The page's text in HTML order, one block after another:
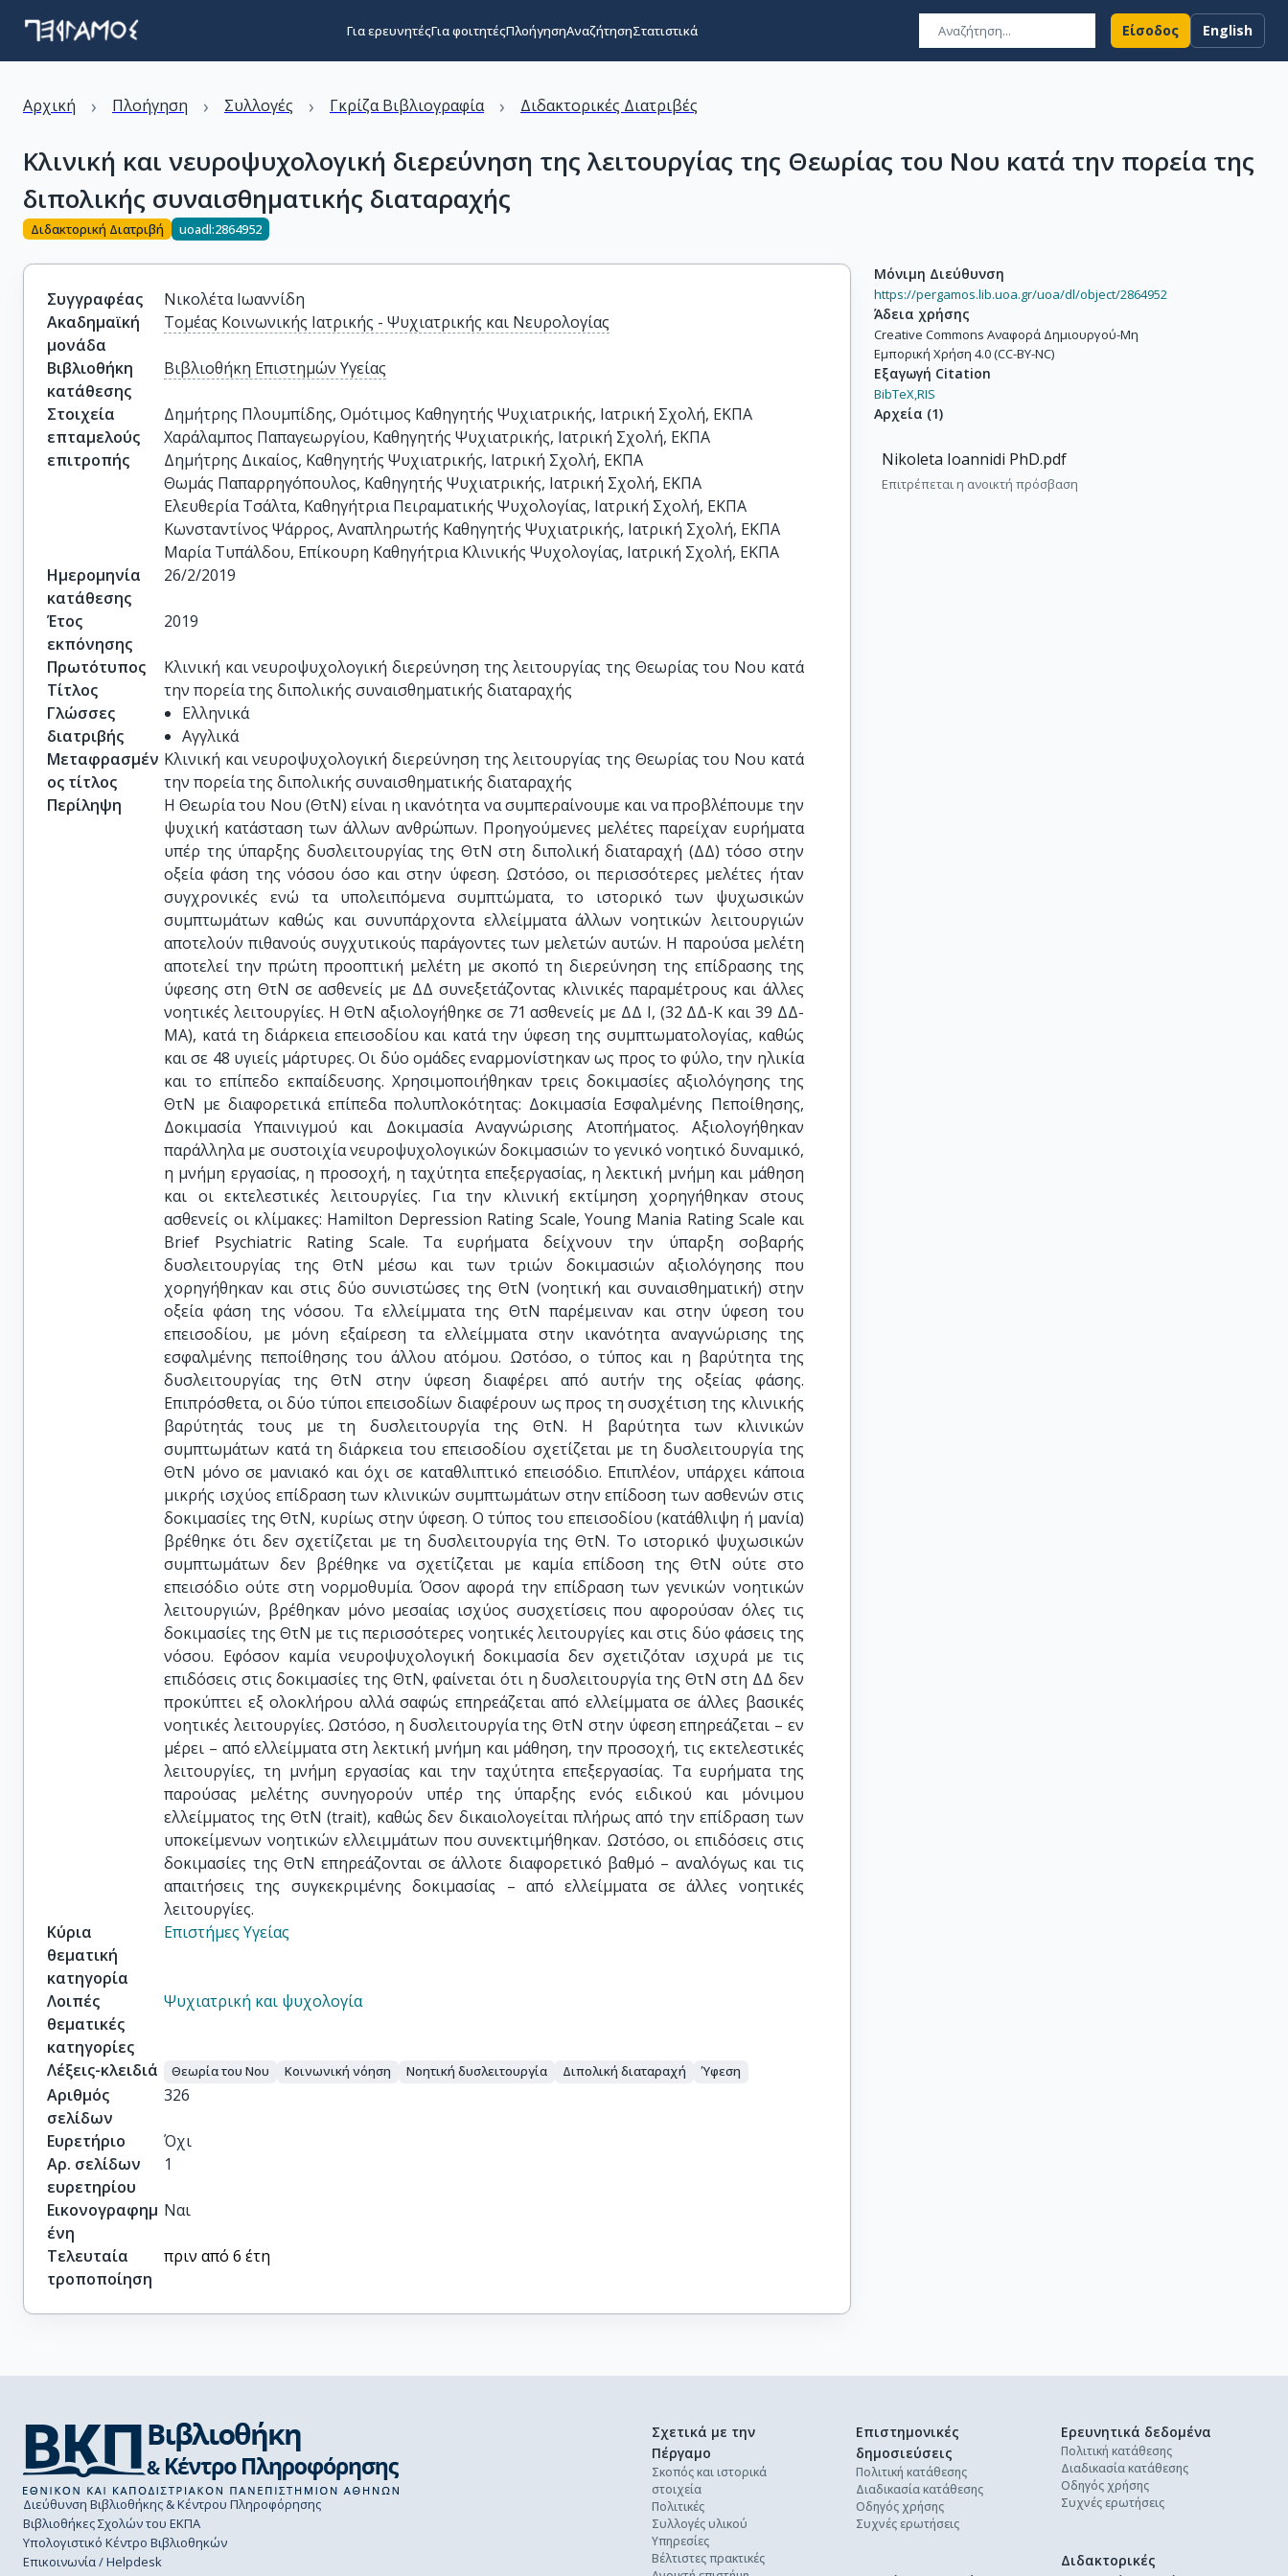
Για ερευνητέςΓια φοιτητέςΠλοήγησηΑναζήτησηΣτατιστικά Είσοδος English
Αρχική › Πλοήγηση › Συλλογές › Γκρίζα Βιβλιογραφία › Διδακτορικές Διατριβές
Κλινική και νευροψυχολογική διερεύνηση της λειτουργίας της Θεωρίας του Νου κατά την πορεία της
διπολικής συναισθηματικής διαταραχής
Διδακτορική Διατριβή uoadl:2864952
Συγγραφέας
Νικολέτα Ιωαννίδη
Ακαδημαϊκή
μονάδα
Τομέας Κοινωνικής Ιατρικής - Ψυχιατρικής και Νευρολογίας
Βιβλιοθήκη
κατάθεσης
Βιβλιοθήκη Επιστημών Υγείας
Στοιχεία
επταμελούς
επιτροπής
Δημήτρης Πλουμπίδης, Ομότιμος Καθηγητής Ψυχιατρικής, Ιατρική Σχολή, ΕΚΠΑ
Χαράλαμπος Παπαγεωργίου, Καθηγητής Ψυχιατρικής, Ιατρική Σχολή, ΕΚΠΑ
Δημήτρης Δικαίος, Καθηγητής Ψυχιατρικής, Ιατρική Σχολή, ΕΚΠΑ
Θωμάς Παπαρρηγόπουλος, Καθηγητής Ψυχιατρικής, Ιατρική Σχολή, ΕΚΠΑ
Ελευθερία Τσάλτα, Καθηγήτρια Πειραματικής Ψυχολογίας, Ιατρική Σχολή, ΕΚΠΑ
Κωνσταντίνος Ψάρρος, Αναπληρωτής Καθηγητής Ψυχιατρικής, Ιατρική Σχολή, ΕΚΠΑ
Μαρία Τυπάλδου, Επίκουρη Καθηγήτρια Κλινικής Ψυχολογίας, Ιατρική Σχολή, ΕΚΠΑ
Ημερομηνία
κατάθεσης
26/2/2019
Έτος
εκπόνησης
2019
Πρωτότυπος
Τίτλος
Κλινική και νευροψυχολογική διερεύνηση της λειτουργίας της Θεωρίας του Νου κατά
την πορεία της διπολικής συναισθηματικής διαταραχής
Γλώσσες
διατριβής
Ελληνικά
Αγγλικά
Μεταφρασμέν
ος τίτλος
Κλινική και νευροψυχολογική διερεύνηση της λειτουργίας της Θεωρίας του Νου κατά
την πορεία της διπολικής συναισθηματικής διαταραχής
Περίληψη
Η Θεωρία του Νου (ΘτΝ) είναι η ικανότητα να συμπεραίνουμε και να προβλέπουμε την
ψυχική κατάσταση των άλλων ανθρώπων. Προηγούμενες μελέτες παρείχαν ευρήματα
υπέρ της ύπαρξης δυσλειτουργίας της ΘτΝ στη διπολική διαταραχή (ΔΔ) τόσο στην
οξεία φάση της νόσου όσο και στην ύφεση. Ωστόσο, οι περισσότερες μελέτες ήταν
συγχρονικές ενώ τα υπολειπόμενα συμπτώματα, το ιστορικό των ψυχωσικών
συμπτωμάτων καθώς και συνυπάρχοντα ελλείμματα άλλων νοητικών λειτουργιών
αποτελούν πιθανούς συγχυτικούς παράγοντες των μελετών αυτών. Η παρούσα μελέτη
αποτελεί την πρώτη προοπτική μελέτη με σκοπό τη διερεύνηση της επίδρασης της
ύφεσης στη ΘτΝ σε ασθενείς με ΔΔ συνεξετάζοντας κλινικές παραμέτρους και άλλες
νοητικές λειτουργίες. Η ΘτΝ αξιολογήθηκε σε 71 ασθενείς με ΔΔ Ι, (32 ΔΔ-Κ και 39 ΔΔ-
ΜΑ), κατά τη διάρκεια επεισοδίου και κατά την ύφεση της συμπτωματολογίας, καθώς
και σε 48 υγιείς μάρτυρες. Οι δύο ομάδες εναρμονίστηκαν ως προς το φύλο, την ηλικία
και το επίπεδο εκπαίδευσης. Χρησιμοποιήθηκαν τρεις δοκιμασίες αξιολόγησης της
ΘτΝ με διαφορετικά επίπεδα πολυπλοκότητας: Δοκιμασία Εσφαλμένης Πεποίθησης,
Δοκιμασία Υπαινιγμού και Δοκιμασία Αναγνώρισης Ατοπήματος. Αξιολογήθηκαν
παράλληλα με συστοιχία νευροψυχολογικών δοκιμασιών το γενικό νοητικό δυναμικό,
η μνήμη εργασίας, η προσοχή, η ταχύτητα επεξεργασίας, η λεκτική μνήμη και μάθηση
και οι εκτελεστικές λειτουργίες. Για την κλινική εκτίμηση χορηγήθηκαν στους
ασθενείς οι κλίμακες: Ηamilton Depression Rating Scale, Young Mania Rating Scale και
Brief Psychiatric Rating Scale. Τα ευρήματα δείχνουν την ύπαρξη σοβαρής
δυσλειτουργίας της ΘτΝ μέσω και των τριών δοκιμασιών αξιολόγησης που
χορηγήθηκαν και στις δύο συνιστώσες της ΘτΝ (νοητική και συναισθηματική) στην
οξεία φάση της νόσου. Τα ελλείμματα της ΘτΝ παρέμειναν και στην ύφεση του
επεισοδίου, με μόνη εξαίρεση τα ελλείμματα στην ικανότητα αναγνώρισης της
εσφαλμένης πεποίθησης του άλλου ατόμου. Ωστόσο, ο τύπος και η βαρύτητα της
δυσλειτουργίας της ΘτΝ στην ύφεση διαφέρει από αυτήν της οξείας φάσης.
Επιπρόσθετα, οι δύο τύποι επεισοδίων διαφέρουν ως προς τη συσχέτιση της κλινικής
βαρύτητάς τους με τη δυσλειτουργία της ΘτΝ. Η βαρύτητα των κλινικών
συμπτωμάτων κατά τη διάρκεια του επεισοδίου σχετίζεται με τη δυσλειτουργία της
ΘτΝ μόνο σε μανιακό και όχι σε καταθλιπτικό επεισόδιο. Επιπλέον, υπάρχει κάποια
μικρής ισχύος επίδραση των κλινικών συμπτωμάτων στην επίδοση των ασθενών στις
δοκιμασίες της ΘτΝ, κυρίως στην ύφεση. O τύπος του επεισοδίου (κατάθλιψη ή μανία)
βρέθηκε ότι δεν σχετίζεται με τη δυσλειτουργία της ΘτΝ. Το ιστορικό ψυχωσικών
συμπτωμάτων δεν βρέθηκε να σχετίζεται με καμία επίδοση της ΘτΝ ούτε στο
επεισόδιο ούτε στη νορμοθυμία. Όσον αφορά την επίδραση των γενικών νοητικών
λειτουργιών, βρέθηκαν μόνο μεσαίας ισχύος συσχετίσεις που αφορούσαν όλες τις
δοκιμασίες της ΘτΝ με τις περισσότερες νοητικές λειτουργίες και στις δύο φάσεις της
νόσου. Εφόσον καμία νευροψυχολογική δοκιμασία δεν σχετιζόταν ισχυρά με τις
επιδόσεις στις δοκιμασίες της ΘτΝ, φαίνεται ότι η δυσλειτουργία της ΘτΝ στη ΔΔ δεν
προκύπτει εξ ολοκλήρου αλλά σαφώς επηρεάζεται από ελλείμματα σε άλλες βασικές
νοητικές λειτουργίες. Ωστόσο, η δυσλειτουργία της ΘτΝ στην ύφεση επηρεάζεται – εν
μέρει – από ελλείμματα στη λεκτική μνήμη και μάθηση, την προσοχή, τις εκτελεστικές
λειτουργίες, τη μνήμη εργασίας και την ταχύτητα επεξεργασίας. Τα ευρήματα της
παρούσας μελέτης συνηγορούν υπέρ της ύπαρξης ενός ειδικού και μόνιμου
ελλείμματος της ΘτΝ (trait), καθώς δεν δικαιολογείται πλήρως από την επίδραση των
υποκείμενων νοητικών ελλειμμάτων που συνεκτιμήθηκαν. Ωστόσο, οι επιδόσεις στις
δοκιμασίες της ΘτΝ επηρεάζονται σε άλλοτε διαφορετικό βαθμό – αναλόγως και τις
απαιτήσεις της συγκεκριμένης δοκιμασίας – από ελλείμματα σε άλλες νοητικές
λειτουργίες.
Κύρια
θεματική
κατηγορία
Επιστήμες Υγείας
Λοιπές
θεματικές
κατηγορίες
Ψυχιατρική και ψυχολογία
Λέξεις-κλειδιά Θεωρία του Nου Κοινωνική νόηση Νοητική δυσλειτουργία Διπολική διαταραχή Ύφεση
Αριθμός
σελίδων
326
Ευρετήριο
Όχι
Αρ. σελίδων
ευρετηρίου
1
Εικονογραφημ
ένη
Ναι
Τελευταία
τροποποίηση
πριν από 6 έτη
Μόνιμη Διεύθυνση
https://pergamos.lib.uoa.gr/uoa/dl/object/2864952
Άδεια χρήσης
Creative Commons Αναφορά Δημιουργού-Μη
Εμπορική Χρήση 4.0 (CC-BY-NC)
Εξαγωγή Citation
BibTeX,RIS
Αρχεία (1)
Nikoleta Ioannidi PhD.pdf
Επιτρέπεται η ανοικτή πρόσβαση
Διεύθυνση Βιβλιοθήκης & Κέντρου Πληροφόρησης
Βιβλιοθήκες Σχολών του ΕΚΠΑ
Υπολογιστικό Κέντρο Βιβλιοθηκών
Επικοινωνία / Helpdesk
Σχετικά με την
Πέργαμο
Σκοπός και ιστορικά
στοιχεία
Πολιτικές
Συλλογές υλικού
Υπηρεσίες
Βέλτιστες πρακτικές
Επιστημονικές
δημοσιεύσεις
Πολιτική κατάθεσης
Διαδικασία κατάθεσης
Οδηγός χρήσης
Συχνές ερωτήσεις
Ερευνητικά δεδομένα
Πολιτική κατάθεσης
Διαδικασία κατάθεσης
Οδηγός χρήσης
Συχνές ερωτήσεις
Διδακτορικές